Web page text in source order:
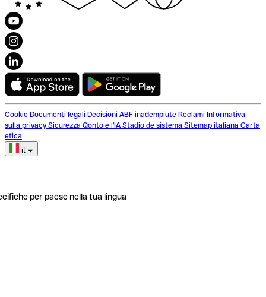
Cookie Documenti legali Decisioni ABF inadempiute Reclami Informativa
sulla privacy Sicurezza Qonto e l'IA Stadio de sistema Sitemap italiana Carta
etica
it
per paese nella tua lingua